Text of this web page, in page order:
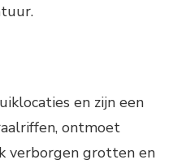
en zijn een
ontmoet
verborgen grotten en